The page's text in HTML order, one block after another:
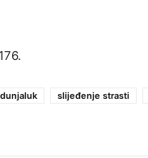
dunjaluk slijeđenje strasti